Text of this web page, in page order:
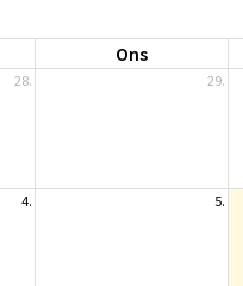
Ons
28. 29.
4. 5.